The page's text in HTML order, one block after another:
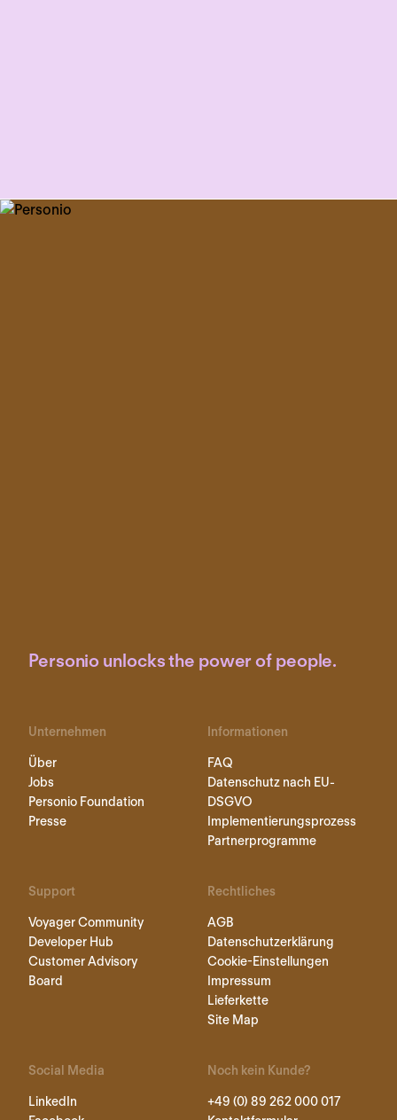
Personio unlocks the power of people.
Unternehmen
Über
Jobs
Personio Foundation
Presse
Informationen
FAQ
Datenschutz nach EU-
DSGVO
Implementierungsprozess
Partnerprogramme
Support
Voyager Community
Developer Hub
Customer Advisory
Board
Rechtliches
AGB
Datenschutzerklärung
Cookie-Einstellungen
Impressum
Lieferkette
Site Map
Social Media
LinkedIn
Noch kein Kunde?
+49 (0) 89 262 000 017